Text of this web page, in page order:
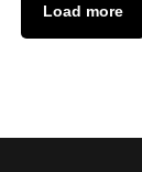
Load more